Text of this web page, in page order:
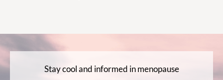
Stay cool and informed in menopause